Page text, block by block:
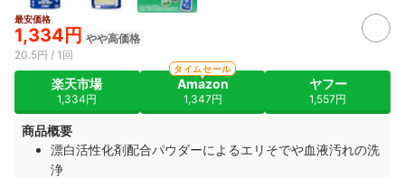
最安価格
1,334円 やや高価格
20.5円 / 1回
楽天市場
1,334円
Amazon
1,347円
タイムセール
ヤフー
1,557円
商品概要
漂白活性化剤配合パウダーによるエリそでや血液汚れの洗
浄